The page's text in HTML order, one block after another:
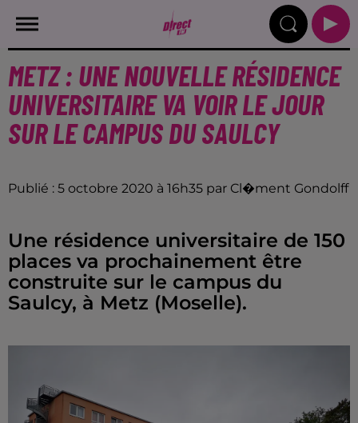
METZ : UNE NOUVELLE RÉSIDENCE
UNIVERSITAIRE VA VOIR LE JOUR
SUR LE CAMPUS DU SAULCY
Publié : 5 octobre 2020 à 16h35 par Cl�ment Gondolff
Une résidence universitaire de 150
places va prochainement être
construite sur le campus du
Saulcy, à Metz (Moselle).